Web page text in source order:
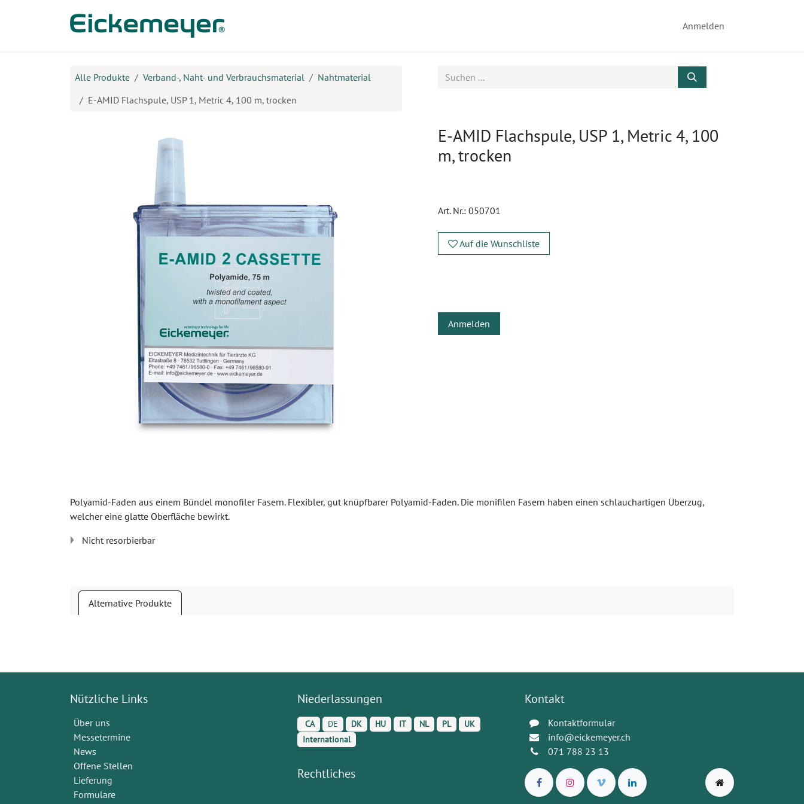
Anmelden
Alle Produkte Verband-, Naht- und Verbrauchsmaterial
Nahtmaterial
E-AMID Flachspule, USP 1, Metric 4, 100 m, trocken
E-AMID Flachspule, USP 1, Metric 4, 100
m, trocken
Art. Nr.: 050701
Auf die Wunschliste
Anmelden
Polyamid-Faden aus einem Bündel monofiler Fasern. Flexibler, gut knüpfbarer Polyamid-Faden. Die monifilen Fasern haben einen schlauchartigen Überzug,
welcher eine glatte Oberfläche bewirkt.
Nicht resorbierbar
Alternative Produkte
Nützliche Links
Über uns
Messetermine
News
Offene Stellen
Lieferung
Formulare
Niederlassungen
CA DE DK HU IT NL PL
UK
International
Rechtliches
Kontakt
Kontaktformular
info@eickemeyer.ch
071 788 23 13